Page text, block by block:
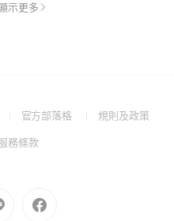
示更多
(Open官方部落格
(Open規則及政策(Open
務條款(Open
window)
Go
to